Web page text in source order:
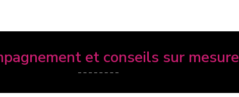
et conseils sur mesure